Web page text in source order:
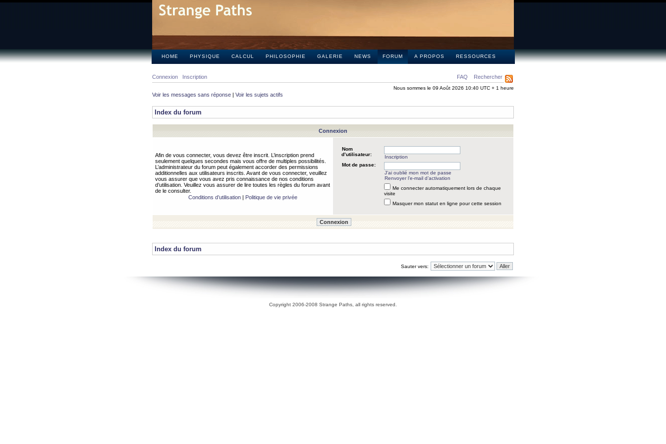
HOME PHYSIQUE CALCUL PHILOSOPHIE GALERIE NEWS FORUM A PROPOS RESSOURCES
FAQ Rechercher
Connexion Inscription
Nous sommes le 09 Août 2026 10:40 UTC + 1 heure
Voir les messages sans réponse | Voir les sujets actifs
Index du forum
Connexion
Afin de vous connecter, vous devez être inscrit. L’inscription prend
seulement quelques secondes mais vous offre de multiples possibilités.
L’administrateur du forum peut également accorder des permissions
additionnelles aux utilisateurs inscrits. Avant de vous connecter, veuillez
vous assurer que vous avez pris connaissance de nos conditions
d’utilisation. Veuillez vous assurer de lire toutes les règles du forum avant
de le consulter.
Conditions d’utilisation| Politique de vie privée
Nom
d’utilisateur:
Inscription
Mot de passe:
J’ai oublié mon mot de passe
Renvoyer l’e-mail d’activation
Me connecter automatiquement lors de chaque
visite
Masquer mon statut en ligne pour cette session
Index du forum
Sauter vers:
Copyright 2006-2008 Strange Paths, all rights reserved.